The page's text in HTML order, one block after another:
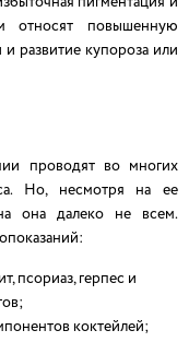
относят повышенную
и развитие купороза или
проводят во многих
Но, несмотря на ее
она далеко не всем.
псориаз, герпес и
коктейлей;